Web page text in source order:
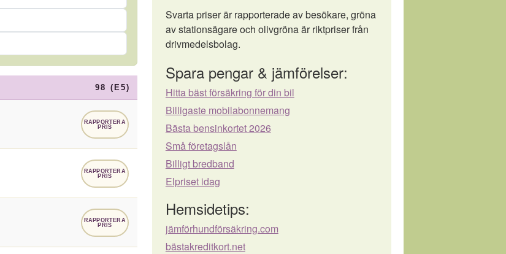
98 (E5)
RAPPORTERA
PRIS
RAPPORTERA
PRIS
RAPPORTERA
PRIS
Svarta priser är rapporterade av besökare, gröna
av stationsägare och olivgröna är riktpriser från
drivmedelsbolag.
Spara pengar & jämförelser:
Hitta bäst försäkring för din bil
Billigaste mobilabonnemang
Bästa bensinkortet 2026
Små företagslån
Billigt bredband
Elpriset idag
Hemsidetips:
jämförhundförsäkring.com
bästakreditkort.net